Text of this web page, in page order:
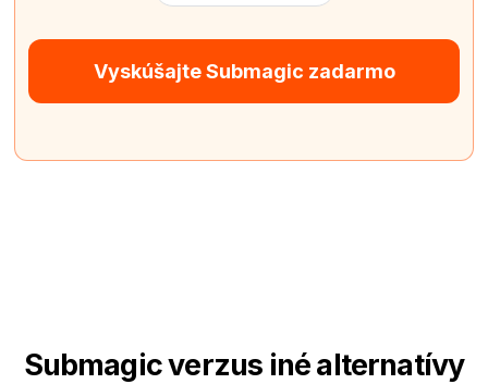
Vyskúšajte Submagic zadarmo
Submagic verzus iné alternatívy